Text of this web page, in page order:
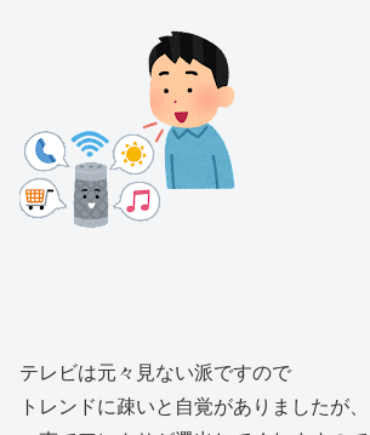
テレビは元々見ない派ですので
トレンドに疎いと自覚がありましたが、